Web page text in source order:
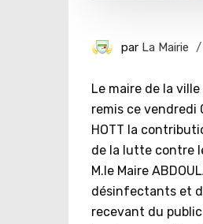
par La Mairie
Le maire de la
remis ce vendredi
HOTT la
de la lutte contre
M.le Maire
désinfectants et
recevant du